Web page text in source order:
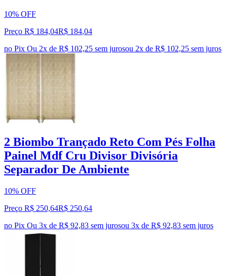
10% OFF
Preço R$ 184,04R$ 184,04
no Pix Ou 2x de R$ 102,25 sem jurosou 2x de R$ 102,25 sem juros
2 Biombo Trançado Reto Com Pés Folha
Painel Mdf Cru Divisor Divisória
Separador De Ambiente
10% OFF
Preço R$ 250,64R$ 250,64
no Pix Ou 3x de R$ 92,83 sem jurosou 3x de R$ 92,83 sem juros